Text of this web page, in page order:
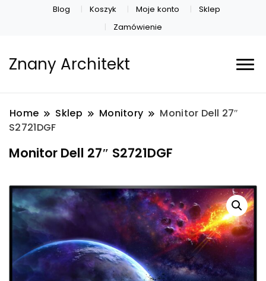
Blog Koszyk Moje konto
Sklep
Zamówienie
Znany Architekt
Home Sklep Monitory
Monitor Dell 27″
S2721DGF
Monitor Dell 27″ S2721DGF